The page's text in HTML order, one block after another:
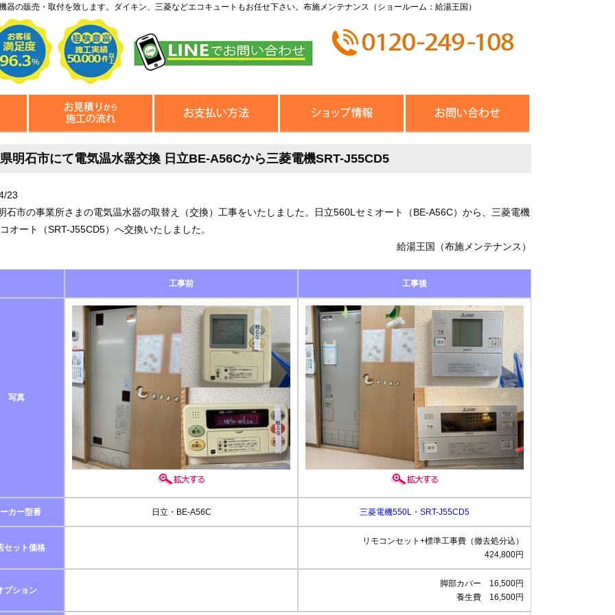
の販売・取付を致します。ダイキン、三菱などエコキュートもお任せ下さい。布施メンテナンス（ショールーム：給湯王国）
明石市にて電気温水器交換 日立BE-A56Cから三菱電機SRT-J55CD5
23
石市の事業所さまの電気温水器の取替え（交換）工事をいたしました。日立560Lセミオート（BE-A56C）から、三菱電機
オート（SRT-J55CD5）へ交換いたしました。
給湯王国（布施メンテナンス）
工事前 工事後
写真
カー型番 日立・BE-A56C 三菱電機550L・SRT-J55CD5
セット価格
リモコンセット+標準工事費（撤去処分込）
424,800円
プション
脚部カバー 16,500円
養生費 16,500円